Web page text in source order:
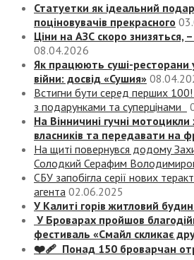
Статуетки як ідеальний
поціновувачів прекрасного
Ціни на АЗС скоро знизяться, –
08.04.2026
Як працюють суші-ресторани
війни: досвід «Сушия»
Встигни бути серед перших
з подарунками та суперцінами
На Вінничині гучні
власників та передавати на
На щиті повернувся додому
Солодкий Серафим
СБУ запобігла серії нових
агента 02.06.2025
У Калиті горів житловий
У Броварах пройшов
фестиваль «Смайл скликає
❤️‍🩹 Понад 150 броварчан